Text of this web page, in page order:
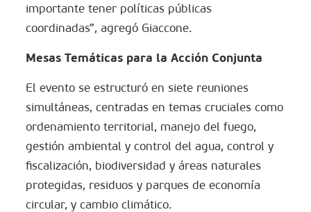
importante tener políticas públicas
coordinadas”, agregó Giaccone.
Mesas Temáticas para la Acción Conjunta
El evento se estructuró en siete reuniones
simultáneas, centradas en temas cruciales como
ordenamiento territorial, manejo del fuego,
gestión ambiental y control del agua, control y
fiscalización, biodiversidad y áreas naturales
protegidas, residuos y parques de economía
circular, y cambio climático.